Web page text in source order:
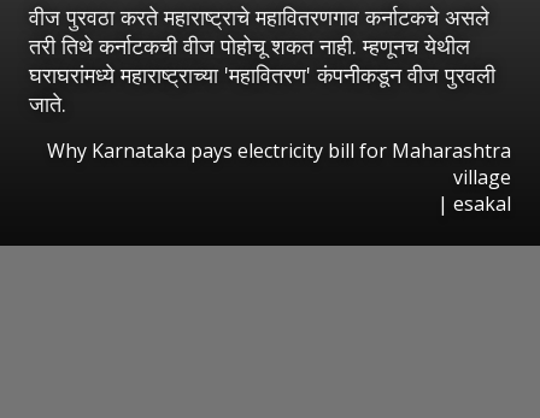
वीज पुरवठा करते महाराष्ट्राचे महावितरणगाव कर्नाटकचे असले
तरी तिथे कर्नाटकची वीज पोहोचू शकत नाही. म्हणूनच येथील
घराघरांमध्ये महाराष्ट्राच्या 'महावितरण' कंपनीकडून वीज पुरवली
जाते.
Why Karnataka pays electricity bill for Maharashtra
village
| esakal